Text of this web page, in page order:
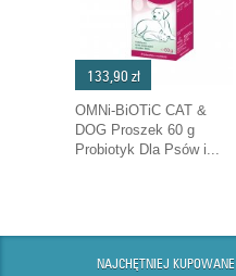
133,90 zł
OMNi-BiOTiC CAT &
DOG Proszek 60 g
Probiotyk Dla Psów i...
NAJCHĘTNIEJ KUPOWANE